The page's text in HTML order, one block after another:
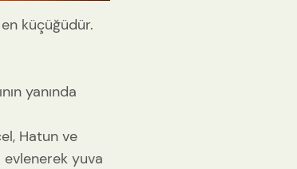
küçüğüdür.
yanında
Hatun ve
evlenerek yuva